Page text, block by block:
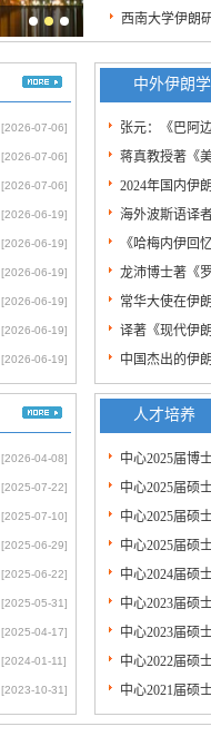
西南大学伊朗
[2026-07-06]
[2026-07-06]
[2026-07-06]
[2026-06-19]
[2026-06-19]
[2026-06-19]
[2026-06-19]
[2026-06-19]
[2026-06-19]
[2026-04-08]
[2025-07-22]
[2025-07-10]
[2025-06-29]
[2025-06-22]
[2025-05-31]
[2025-04-17]
[2024-01-11]
[2023-10-31]
中外伊朗
张元：《巴阿
蒋真教授著《
2024年国内伊
海外波斯语译
《哈梅内伊回
龙沛博士著《
常华大使在伊
译著《现代伊
中国杰出的伊
人才培养
中心2025届博
中心2025届硕
中心2025届硕
中心2025届硕
中心2024届硕
中心2023届硕
中心2023届硕
中心2022届硕
中心2021届硕